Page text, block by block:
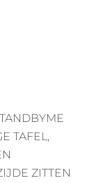
TAFEL,
ZITTEN